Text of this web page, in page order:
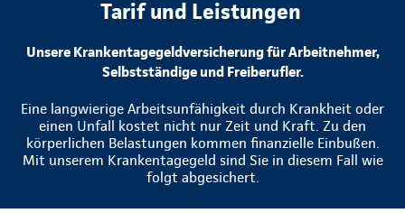
Tarif und Leistungen
Unsere Krankentagegeldversicherung für Arbeitnehmer,
Selbstständige und Freiberufler.
Eine langwierige Arbeitsunfähigkeit durch Krankheit oder
einen Unfall kostet nicht nur Zeit und Kraft. Zu den
körperlichen Belastungen kommen finanzielle Einbußen.
Mit unserem Krankentagegeld sind Sie in diesem Fall wie
folgt abgesichert.